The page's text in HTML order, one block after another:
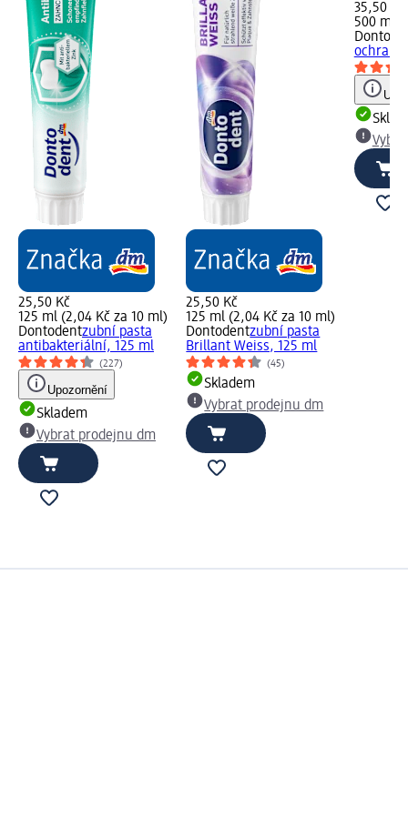
25,50 Kč
125 ml (2,04 Kč za 10 ml)
Dontodentzubní pasta
antibakteriální, 125 ml
(227)
Upozornění
Skladem
Vybrat prodejnu dm
25,50 Kč
125 ml (2,04 Kč za 10 ml)
Dontodentzubní pasta
Brillant Weiss, 125 ml
(45)
Skladem
Vybrat prodejnu dm
35,50 Kč
500 ml
ochranu